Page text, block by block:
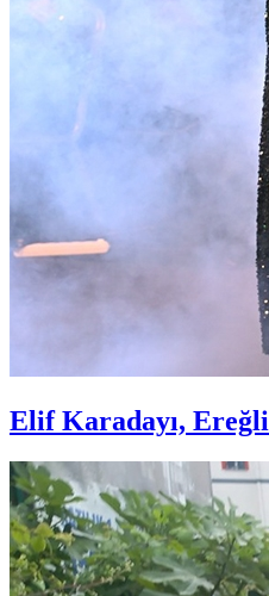
Elif Karadayı,